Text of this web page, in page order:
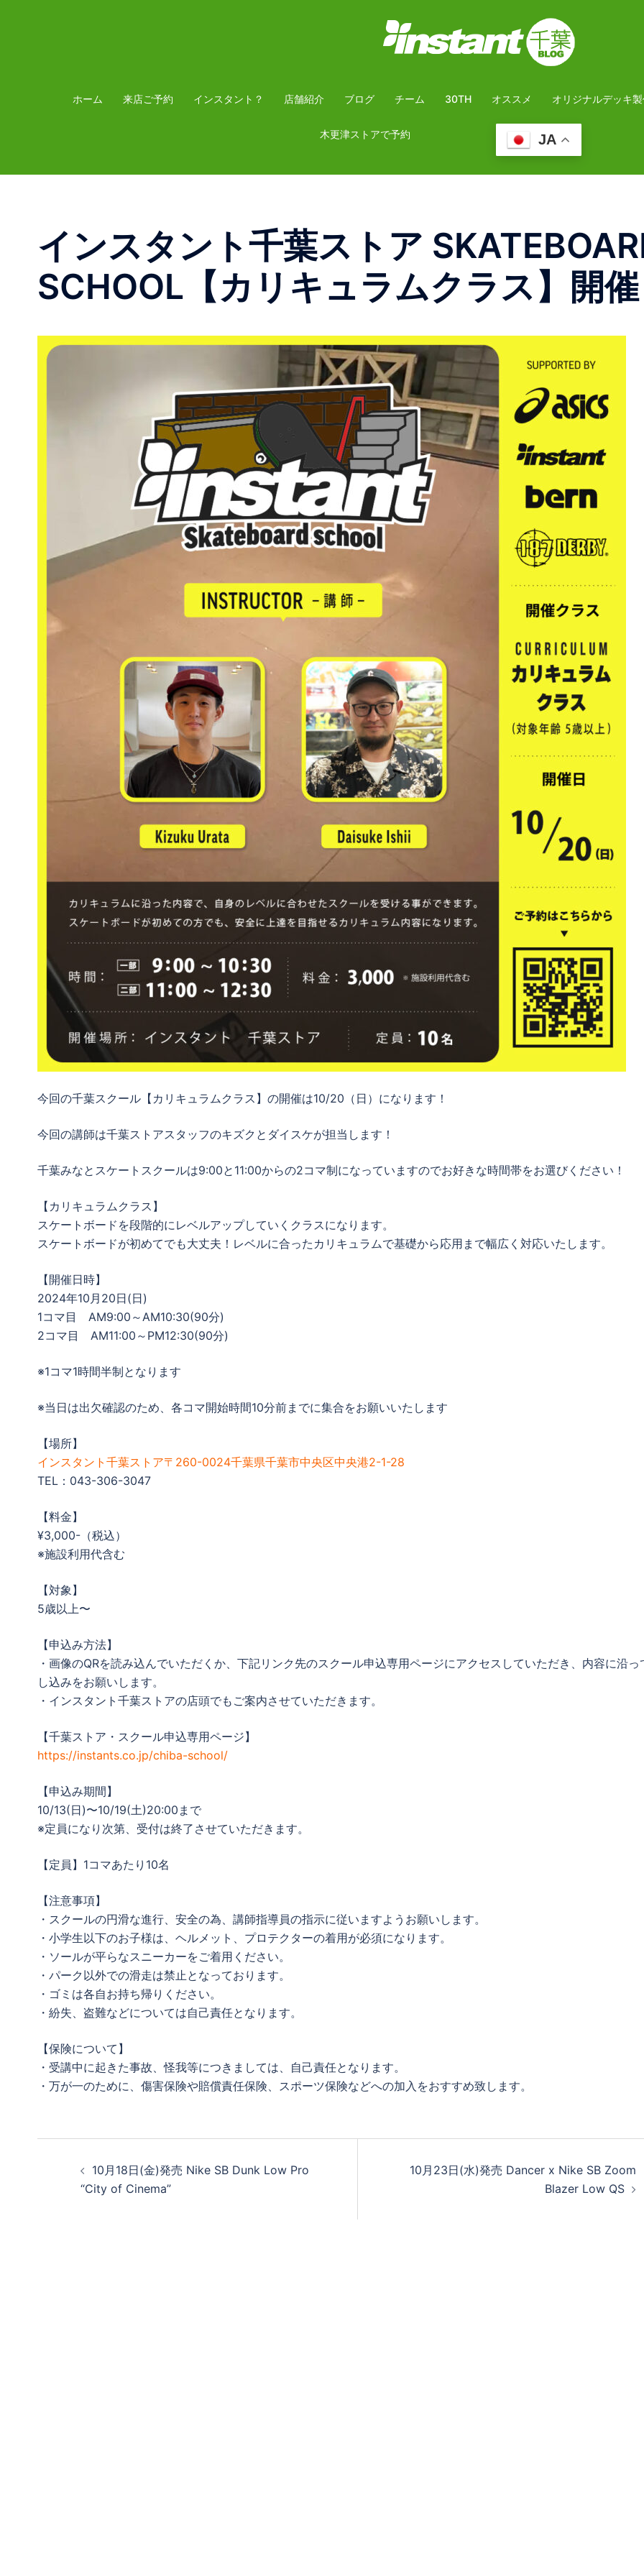
プ
ホーム 来店ご予約 インスタント？ 店舗紹介 ブログ チーム 30TH オススメ オリジナルデッキ
木更津ストアで予約 JA
インスタント千葉ストア
SCHOOL【カリキュラムクラス】開
今回の千葉スクール【カリキュラムクラス】の開催は10/20（日）になります！
今回の講師は千葉ストアスタッフのキズクとダイスケが担当します！
千葉みなとスケートスクールは9:00と11:00からの2コマ制になっていますのでお好きな時間帯をお選びください！
【カリキュラムクラス】
スケートボードを段階的にレベルアップしていくクラスになります。
スケートボードが初めてでも大丈夫！レベルに合ったカリキュラムで基礎から応用まで幅広く対応いたします。
【開催日時】
2024年10月20日(日)
1コマ目 AM9:00～AM10:30(90分)
2コマ目 AM11:00～PM12:30(90分)
※1コマ1時間半制となります
※当日は出欠確認のため、各コマ開始時間10分前までに集合をお願いいたします
【場所】
インスタント千葉ストア〒260-0024千葉県千葉市中央区中央港2-1-28
TEL：043-306-3047
【料金】
¥3,000-（税込）
※施設利用代含む
【対象】
5歳以上〜
【申込み方法】
・画像のQRを読み込んでいただくか、下記リンク先のスクール申込専用ページにアクセスしていただき、内容に沿っ
し込みをお願いします。
・インスタント千葉ストアの店頭でもご案内させていただきます。
【千葉ストア・スクール申込専用ページ】
https://instants.co.jp/chiba-school/
【申込み期間】
10/13(日)〜10/19(土)20:00まで
※定員になり次第、受付は終了させていただきます。
【定員】1コマあたり10名
【注意事項】
・スクールの円滑な進行、安全の為、講師指導員の指示に従いますようお願いします。
・小学生以下のお子様は、ヘルメット、プロテクターの着用が必須になります。
・ソールが平らなスニーカーをご着用ください。
・パーク以外での滑走は禁止となっております。
・ゴミは各自お持ち帰りください。
・紛失、盗難などについては自己責任となります。
【保険について】
・受講中に起きた事故、怪我等につきましては、自己責任となります。
・万が一のために、傷害保険や賠償責任保険、スポーツ保険などへの加入をおすすめ致します。
10月18日(金)発売 Nike SB Dunk Low Pro
“City of Cinema”
10月23日(水)発売 Dancer x Nike SB Zoom
Blazer Low QS